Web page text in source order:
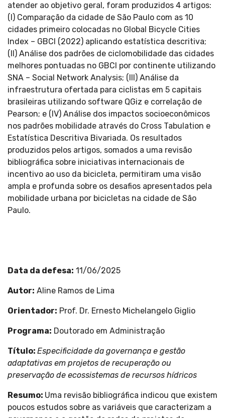
atender ao objetivo geral, foram produzidos 4 artigos:
(I) Comparação da cidade de São Paulo com as 10
cidades primeiro colocadas no Global Bicycle Cities
Index – GBCI (2022) aplicando estatística descritiva;
(II) Análise dos padrões de ciclomobilidade das cidades
melhores pontuadas no GBCI por continente utilizando
SNA – Social Network Analysis; (III) Análise da
infraestrutura ofertada para ciclistas em 5 capitais
brasileiras utilizando software QGiz e correlação de
Pearson; e (IV) Análise dos impactos socioeconômicos
nos padrões mobilidade através do Cross Tabulation e
Estatística Descritiva Bivariada. Os resultados
produzidos pelos artigos, somados a uma revisão
bibliográfica sobre iniciativas internacionais de
incentivo ao uso da bicicleta, permitiram uma visão
ampla e profunda sobre os desafios apresentados pela
mobilidade urbana por bicicletas na cidade de São
Paulo.
Data da defesa: 11/06/2025
Autor: Aline Ramos de Lima
Orientador: Prof. Dr. Ernesto Michelangelo Giglio
Programa: Doutorado em Administração
Título: Especificidade da governança e gestão
adaptativas em projetos de recuperação ou
preservação de ecossistemas de recursos hídricos
Resumo: Uma revisão bibliográfica indicou que existem
poucos estudos sobre as variáveis que caracterizam a